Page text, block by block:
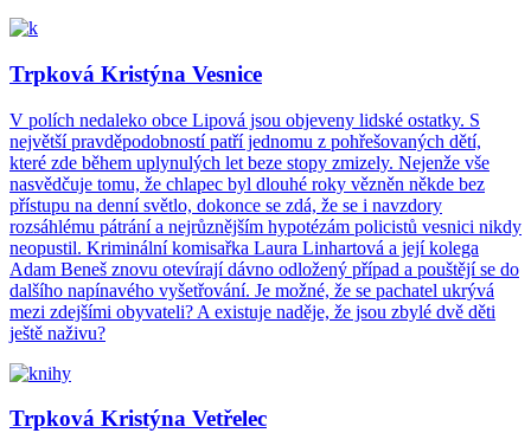
Trpková Kristýna Vesnice
V polích nedaleko obce Lipová jsou objeveny lidské ostatky. S
největší pravděpodobností patří jednomu z pohřešovaných dětí,
které zde během uplynulých let beze stopy zmizely. Nejenže vše
nasvědčuje tomu, že chlapec byl dlouhé roky vězněn někde bez
přístupu na denní světlo, dokonce se zdá, že se i navzdory
rozsáhlému pátrání a nejrůznějším hypotézám policistů vesnici nikdy
neopustil. Kriminální komisařka Laura Linhartová a její kolega
Adam Beneš znovu otevírají dávno odložený případ a pouštějí se do
dalšího napínavého vyšetřování. Je možné, že se pachatel ukrývá
mezi zdejšími obyvateli? A existuje naděje, že jsou zbylé dvě děti
ještě naživu?
Trpková Kristýna Vetřelec